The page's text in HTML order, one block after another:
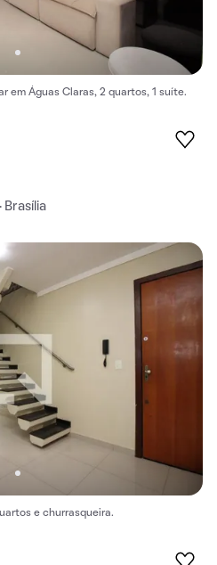
em Águas Claras, 2 quartos, 1 suíte.
Brasília
e churrasqueira.